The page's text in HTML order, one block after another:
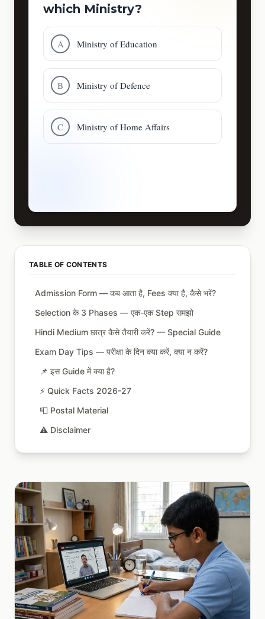
which Ministry?
A Ministry of Education
B Ministry of Defence
C Ministry of Home Affairs
TABLE OF CONTENTS
Admission Form — कब आता है, Fees क्या है, कैसे भरें?
Selection के 3 Phases — एक-एक Step समझो
Hindi Medium छात्र कैसे तैयारी करें? — Special Guide
Exam Day Tips — परीक्षा के दिन क्या करें, क्या न करें?
📌 इस Guide में क्या है?
⚡ Quick Facts 2026-27
📮 Postal Material
⚠️ Disclaimer